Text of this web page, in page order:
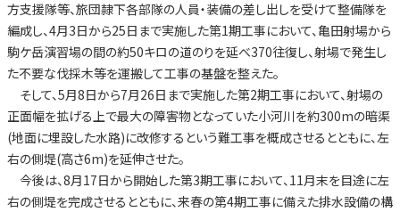
方支援隊等、旅団隷下各部隊の人員・装備の差し出しを受けて整備隊を
編成し、4月3日から25日まで実施した第1期工事において、亀田射場から
駒ケ岳演習場の間の約50キロの道のりを延べ370往復し、射場で発生し
た不要な伐採木等を運搬して工事の基盤を整えた。
そして、5月8日から7月26日まで実施した第2期工事において、射場の
正面幅を拡げる上で最大の障害物となっていた小河川を約300mの暗渠
(地面に埋設した水路)に改修するという難工事を概成させるとともに、左
右の側堤(高さ6m)を延伸させた。
今後は、8月17日から開始した第3期工事において、11月末を目途に左
右の側堤を完成させるとともに、来春の第4期工事に備えた排水設備の構